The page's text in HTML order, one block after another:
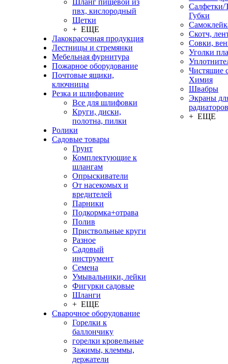
Шланг пищевой из
пвх, кислородный
Щетки
+ ЕЩЕ
Лакокрасочная продукция
Лестницы и стремянки
Мебельная фурнитура
Пожарное оборудование
Почтовые ящики,
ключницы
Резка и шлифование
Все для шлифовки
Круги, диски,
полотна, пилки
Ролики
Садовые товары
Грунт
Комплектующие к
шлангам
Опрыскиватели
От насекомых и
вредителей
Парники
Подкормка+отрава
Полив
Приствольные круги
Разное
Садовый
инструмент
Семена
Умывальники, лейки
Фигурки садовые
Шланги
+ ЕЩЕ
Сварочное оборудование
Горелки к
баллончику
горелки кровельные
Зажимы, клеммы,
держатели
Салфетки/
Губки
Скотч,
Совки,
Уголки
Чистящие
Химия
Швабры
Экраны
радиаторов
+ ЕЩЕ